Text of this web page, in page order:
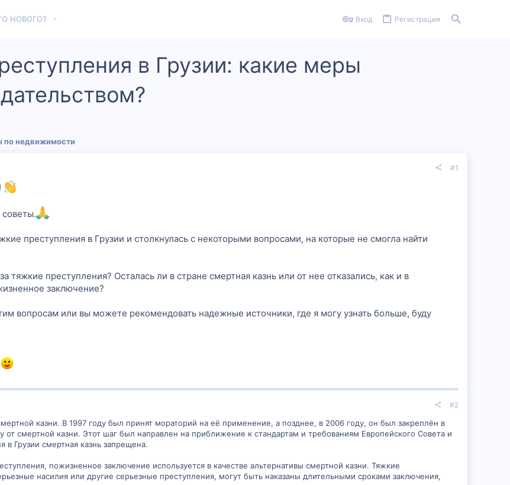
НОВОГО? Вход Регистрация
в Грузии: какие меры
по недвижимости
#1
преступления в Грузии и столкнулась с некоторыми вопросами, на которые не смогла найти
тяжкие преступления? Осталась ли в стране смертная казнь или от нее отказались, как и в
заключение?
вопросам или вы можете рекомендовать надежные источники, где я могу узнать больше, буду
#2
казни. В 1997 году был принят мораторий на её применение, а позднее, в 2006 году, он был закреплён в
от смертной казни. Этот шаг был направлен на приближение к стандартам и требованиям Европейского Совета и
в Грузии смертная казнь запрещена.
пожизненное заключение используется в качестве альтернативы смертной казни. Тяжкие
насилия или другие серьезные преступления, могут быть наказаны длительными сроками заключения,